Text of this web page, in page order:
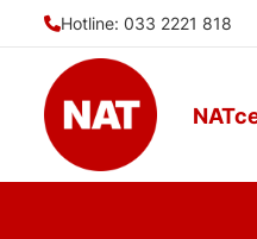
Hotline: 033 2221 818